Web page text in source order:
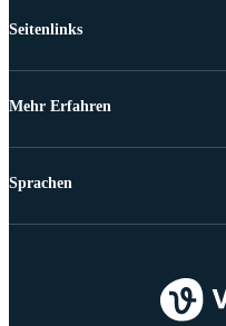
Seitenlinks
Mehr Erfahren
Sprachen